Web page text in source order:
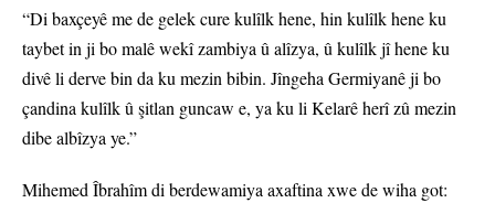
“Di baxçeyê me de gelek cure kulîlk hene, hin kulîlk hene ku
taybet in ji bo malê wekî zambiya û alîzya, û kulîlk jî hene ku
divê li derve bin da ku mezin bibin. Jîngeha Germiyanê ji bo
çandina kulîlk û şitlan guncaw e, ya ku li Kelarê herî zû mezin
dibe albîzya ye.”
Mihemed Îbrahîm di berdewamiya axaftina xwe de wiha got: